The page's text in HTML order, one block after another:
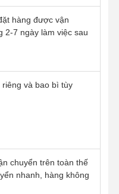
hàng được vận
2-7 ngày làm việc sau
và bao bì tùy
chuyển trên toàn thế
nhanh, hàng không